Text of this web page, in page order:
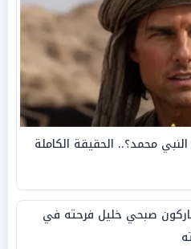
محمد؟.. الحقيقة الكاملة
صبحي خليل فرحته في